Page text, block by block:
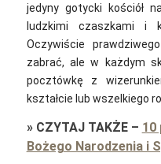
jedyny gotycki kościół
ludzkimi czaszkami i
Oczywiście
zabrać, ale w każdym
pocztówkę z
kształcie lub wszelkiego
» CZYTAJ TAKŻE– 10
Bożego Narodzenia i